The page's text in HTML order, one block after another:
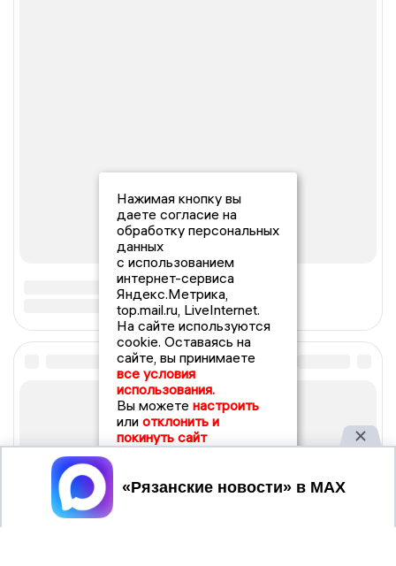
Нажимая кнопку вы
даете согласие на
обработку персональных
данных
с использованием
интернет-сервиса
Яндекс.Метрика,
top.mail.ru, LiveInternet.
На сайте используются
cookie. Оставаясь на
сайте, вы принимаете
все условия
использования.
Вы можете настроить
или отклонить и
покинуть сайт
Принять